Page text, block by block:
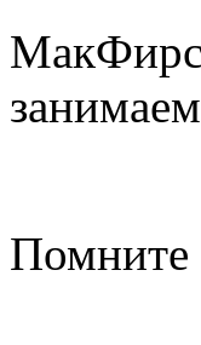
Помните